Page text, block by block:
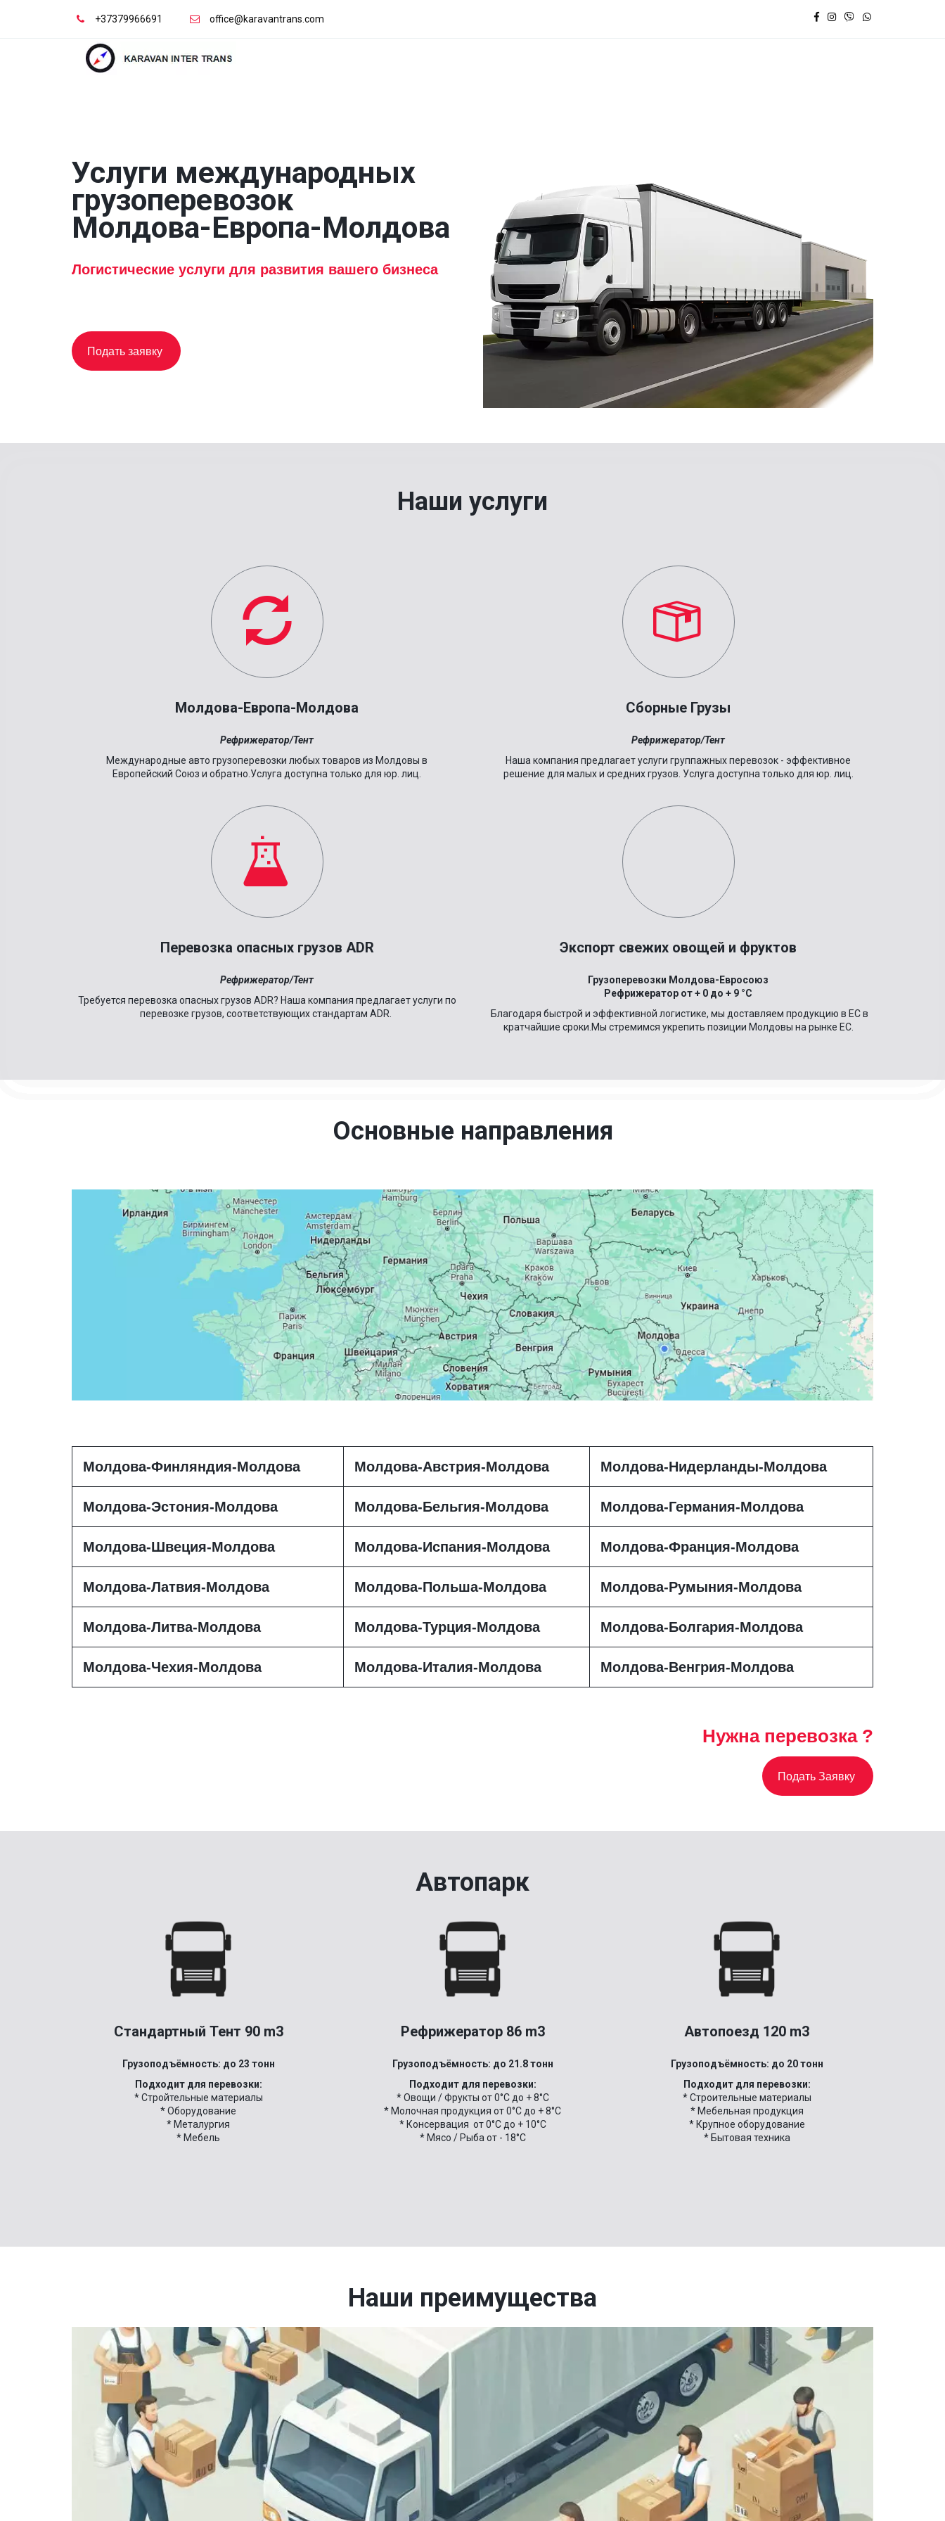
+37379966691 office@karavantrans.com
Услуги международных
грузоперевозок
Молдова-Европа-Молдова
Логистические услуги для развития вашего бизнеса
Подать заявку
Наши услуги
Молдова-Европа-Молдова
Рефрижератор/Тент
Международные авто грузоперевозки любых товаров из Молдовы в
Европейский Союз и обратно.Услуга доступна только для юр. лиц.
Сборные Грузы
Рефрижератор/Тент
Наша компания предлагает услуги группажных перевозок - эффективное
решение для малых и средних грузов. Услуга доступна только для юр. лиц.
Перевозка опасных грузов ADR
Рефрижератор/Тент
Требуется перевозка опасных грузов ADR? Наша компания предлагает услуги по
перевозке грузов, соответствующих стандартам ADR.
Экспорт свежих овощей и фруктов
Грузоперевозки Молдова-Евросоюз
Рефрижератор от + 0 до + 9 °C
Благодаря быстрой и эффективной логистике, мы доставляем продукцию в ЕС в
кратчайшие сроки.Мы стремимся укрепить позиции Молдовы на рынке ЕС.
Основные направления
Молдова-Финляндия-Молдова Молдова-Австрия-Молдова Молдова-Нидерланды-Молдова
Молдова-Эстония-Молдова Молдова-Бельгия-Молдова Молдова-Германия-Молдова
Молдова-Швеция-Молдова Молдова-Испания-Молдова Молдова-Франция-Молдова
Молдова-Латвия-Молдова Молдова-Польша-Молдова Молдова-Румыния-Молдова
Молдова-Литва-Молдова Молдова-Турция-Молдова Молдова-Болгария-Молдова
Молдова-Чехия-Молдова Молдова-Италия-Молдова Молдова-Венгрия-Молдова
Нужна перевозка ?
Подать Заявку
Автопарк
Стандартный Тент 90 m3
Грузоподъёмность: до 23 тонн
Подходит для перевозки:
* Стройтельные материалы
* Оборудование
* Металургия
* Мебель
Рефрижератор 86 m3
Грузоподъёмность: до 21.8 тонн
Подходит для перевозки:
* Овощи / Фрукты от 0°C до + 8°C
* Молочная продукция от 0°C до + 8°C
* Консервация от 0°C до + 10°C
* Мясо / Рыба от - 18°C
Автопоезд 120 m3
Грузоподъёмность: до 20 тонн
Подходит для перевозки:
* Строительные материалы
* Мебельная продукция
* Крупное оборудование
* Бытовая техника
Наши преимущества